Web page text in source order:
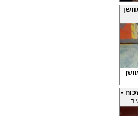
-